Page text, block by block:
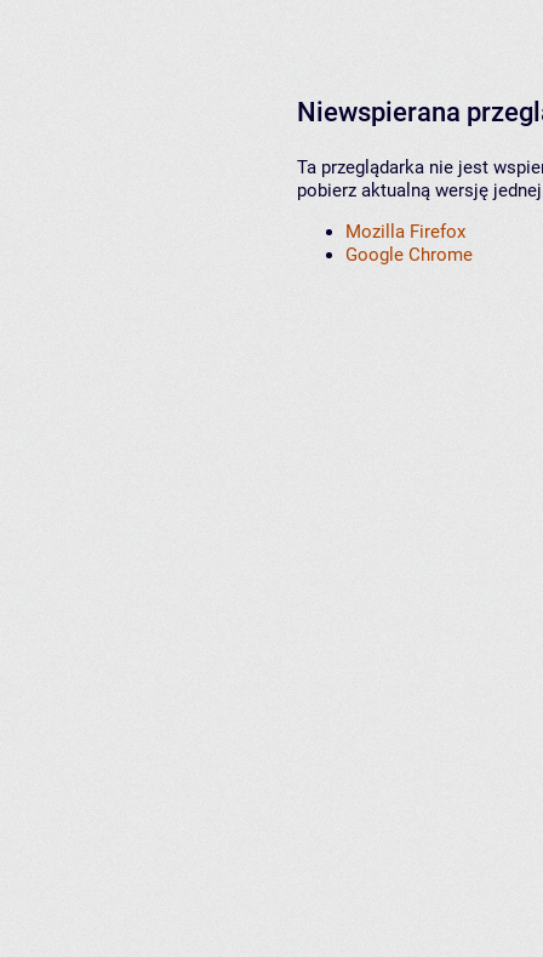
Niewspierana
Ta przeglądarka nie jest
pobierz aktualną wersję
Mozilla Firefox
Google Chrome